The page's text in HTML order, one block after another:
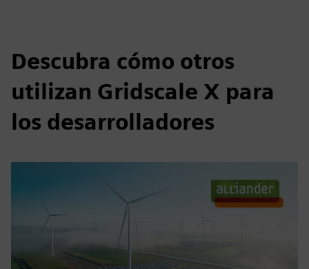
Descubra cómo otros
utilizan Gridscale X para
los desarrolladores